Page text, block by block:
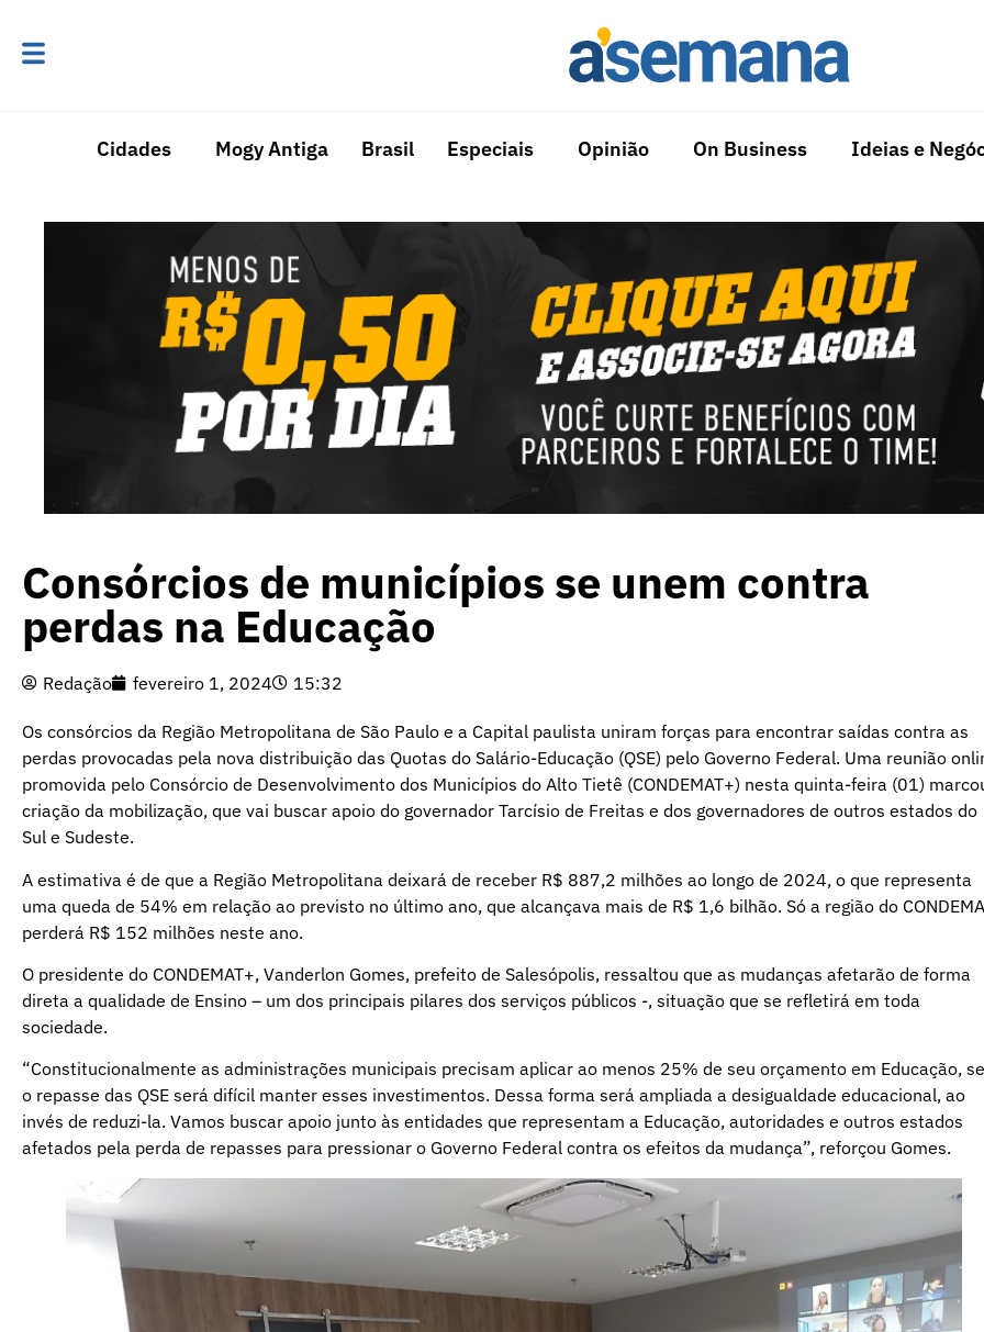
Cidades Mogy Antiga Brasil Especiais Opinião On Business Ideias e
Consórcios de municípios se unem contra
perdas na Educação
Redação fevereiro 1, 2024 15:32
Os consórcios da Região Metropolitana de São Paulo e a Capital paulista uniram forças para encontrar saídas contra as
perdas provocadas pela nova distribuição das Quotas do Salário-Educação (QSE) pelo Governo Federal. Uma reunião
promovida pelo Consórcio de Desenvolvimento dos Municípios do Alto Tietê (CONDEMAT+) nesta quinta-feira (01)
criação da mobilização, que vai buscar apoio do governador Tarcísio de Freitas e dos governadores de outros estados do
Sul e Sudeste.
A estimativa é de que a Região Metropolitana deixará de receber R$ 887,2 milhões ao longo de 2024, o que representa
uma queda de 54% em relação ao previsto no último ano, que alcançava mais de R$ 1,6 bilhão. Só a região do
perderá R$ 152 milhões neste ano.
O presidente do CONDEMAT+, Vanderlon Gomes, prefeito de Salesópolis, ressaltou que as mudanças afetarão de forma
direta a qualidade de Ensino – um dos principais pilares dos serviços públicos -, situação que se refletirá em toda
sociedade.
“Constitucionalmente as administrações municipais precisam aplicar ao menos 25% de seu orçamento em Educação,
o repasse das QSE será difícil manter esses investimentos. Dessa forma será ampliada a desigualdade educacional, ao
invés de reduzi-la. Vamos buscar apoio junto às entidades que representam a Educação, autoridades e outros estados
afetados pela perda de repasses para pressionar o Governo Federal contra os efeitos da mudança”, reforçou Gomes.